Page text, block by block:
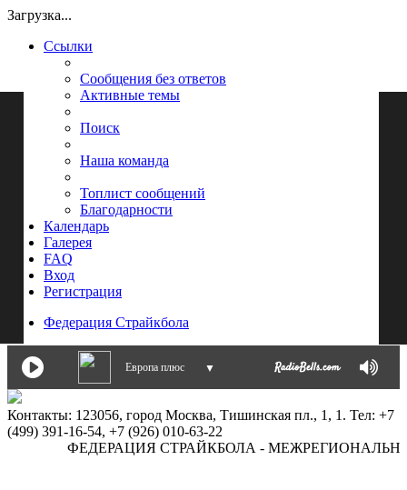
Загрузка...
Ссылки
Сообщения без ответов
Активные темы
Поиск
Наша команда
Топлист сообщений
Благодарности
Календарь
Галерея
FAQ
Вход
Регистрация
Федерация Страйкбола
Европа плюс ▼
Контакты: 123056, город Москва, Тишинская пл., 1, 1. Тел: +7
(499) 391-16-54, +7 (926) 010-63-22
ФЕДЕРАЦИЯ СТРАЙКБОЛА -